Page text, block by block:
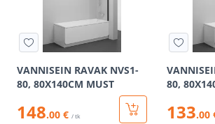
VANNISEIN RAVAK NVS1-
80, 80X140CM MUST
148.00 € / tk
80,
133.00